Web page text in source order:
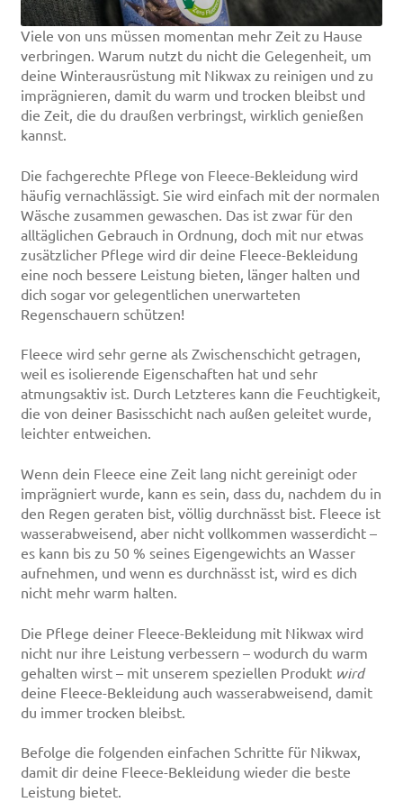
Viele von uns müssen momentan mehr Zeit zu Hause
verbringen. Warum nutzt du nicht die Gelegenheit, um
deine Winterausrüstung mit Nikwax zu reinigen und zu
imprägnieren, damit du warm und trocken bleibst und
die Zeit, die du draußen verbringst, wirklich genießen
kannst.
Die fachgerechte Pflege von Fleece-Bekleidung wird
häufig vernachlässigt. Sie wird einfach mit der normalen
Wäsche zusammen gewaschen. Das ist zwar für den
alltäglichen Gebrauch in Ordnung, doch mit nur etwas
zusätzlicher Pflege wird dir deine Fleece-Bekleidung
eine noch bessere Leistung bieten, länger halten und
dich sogar vor gelegentlichen unerwarteten
Regenschauern schützen!
Fleece wird sehr gerne als Zwischenschicht getragen,
weil es isolierende Eigenschaften hat und sehr
atmungsaktiv ist. Durch Letzteres kann die Feuchtigkeit,
die von deiner Basisschicht nach außen geleitet wurde,
leichter entweichen.
Wenn dein Fleece eine Zeit lang nicht gereinigt oder
imprägniert wurde, kann es sein, dass du, nachdem du in
den Regen geraten bist, völlig durchnässt bist. Fleece ist
wasserabweisend, aber nicht vollkommen wasserdicht –
es kann bis zu 50 % seines Eigengewichts an Wasser
aufnehmen, und wenn es durchnässt ist, wird es dich
nicht mehr warm halten.
Die Pflege deiner Fleece-Bekleidung mit Nikwax wird
nicht nur ihre Leistung verbessern – wodurch du warm
gehalten wirst – mit unserem speziellen Produkt wird
deine Fleece-Bekleidung auch wasserabweisend, damit
du immer trocken bleibst.
Befolge die folgenden einfachen Schritte für Nikwax,
damit dir deine Fleece-Bekleidung wieder die beste
Leistung bietet.